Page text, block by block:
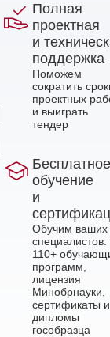
Полная
проектная
и
поддержка
Поможем
сократить
проектных
и выиграть
тендер
Бесплатное
обучение
и
Обучим ваших
специалистов:
110+
программ,
лицензия
Минобрнауки,
сертификаты и
дипломы
гособразца